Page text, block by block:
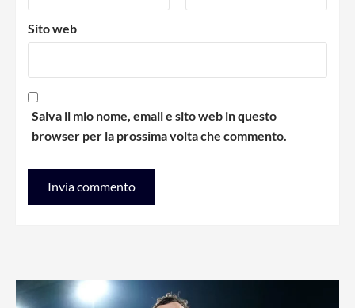
Sito web
Salva il mio nome, email e sito web in questo
browser per la prossima volta che commento.